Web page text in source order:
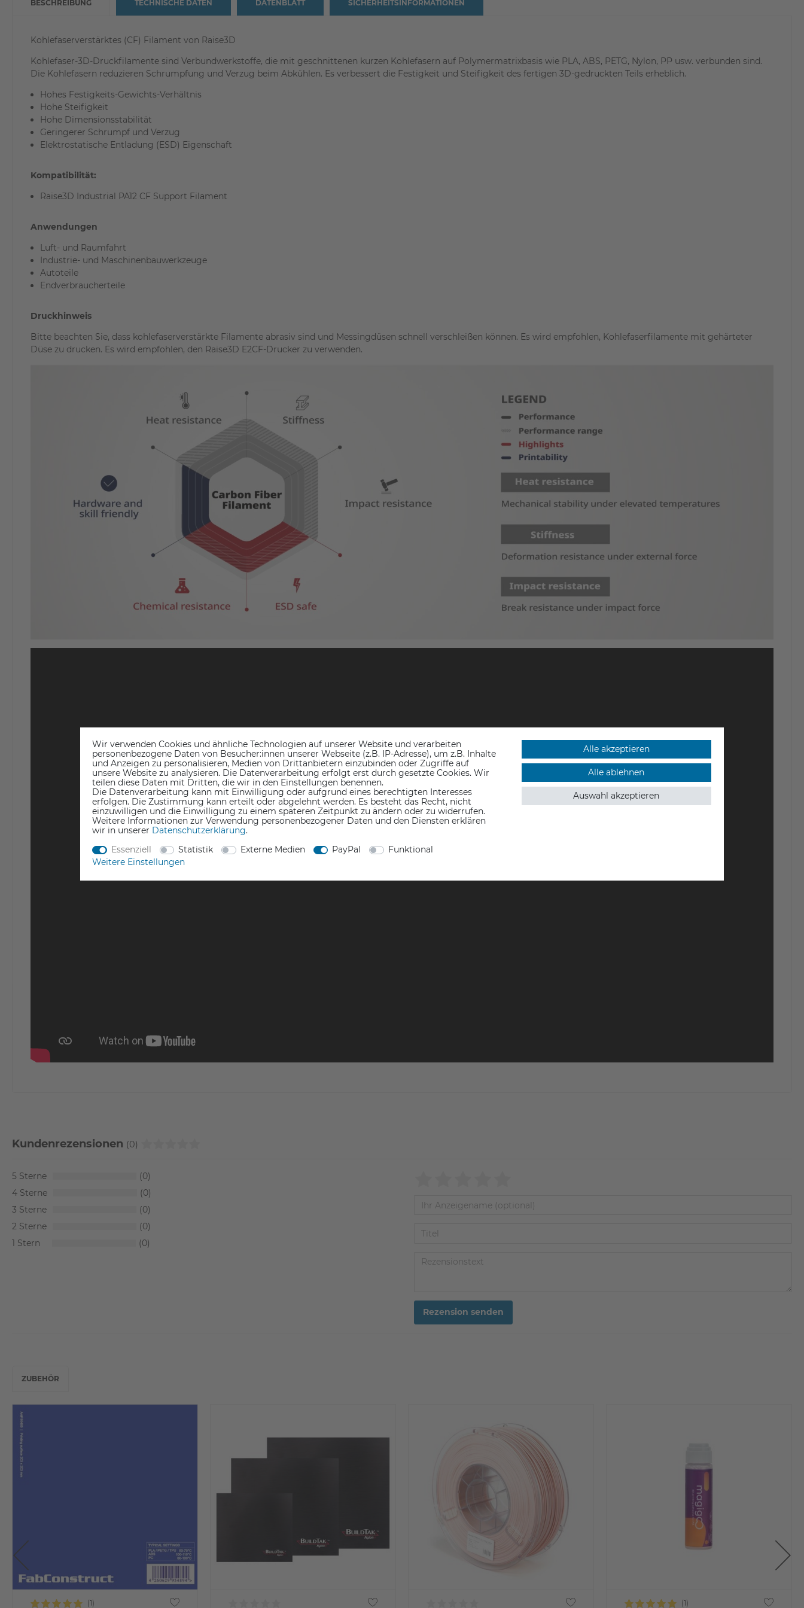
BESCHREIBUNG
Kohlefaserverstärktes (CF) Filament von Raise3D
Kohlefaser-3D-Druckfilamente sind Verbundwerkstoffe, die mit geschnittenen kurzen Kohlefasern auf Polymermatrixbasis wie PLA, ABS, PETG, Nylon, PP usw. verbunden sind.
Die Kohlefasern reduzieren Schrumpfung und Verzug beim Abkühlen. Es verbessert die Festigkeit und Steifigkeit des fertigen 3D-gedruckten Teils erheblich.
Hohes Festigkeits-Gewichts-Verhältnis
Hohe Steifigkeit
Hohe Dimensionsstabilität
Geringerer Schrumpf und Verzug
Elektrostatische Entladung (ESD) Eigenschaft
Kompatibilität:
Raise3D Industrial PA12 CF Support Filament
Anwendungen
Luft- und Raumfahrt
Industrie- und Maschinenbauwerkzeuge
Autoteile
Endverbraucherteile
Druckhinweis
Bitte beachten Sie, dass kohlefaserverstärkte Filamente abrasiv sind und Messingdüsen schnell verschleißen können. Es wird empfohlen, Kohlefaserfilamente mit gehärteter
Düse zu drucken. Es wird empfohlen, den Raise3D E2CF-Drucker zu verwenden.
TECHNISCHE DATEN DATENBLATT SICHERHEITSINFORMATIONEN
Kundenrezensionen (0)
5
0
4
0
3
0
2
0
1
0
Rezension senden
ZUBEHÖR
Wir verwenden Cookies und ähnliche Technologien auf unserer Website und verarbeiten
personenbezogene Daten von Besucher:innen unserer Webseite (z.B. IP-Adresse), um z.B. Inhalte
und Anzeigen zu personalisieren, Medien von Drittanbietern einzubinden oder Zugriffe auf
unsere Website zu analysieren. Die Datenverarbeitung erfolgt erst durch gesetzte Cookies. Wir
teilen diese Daten mit Dritten, die wir in den Einstellungen benennen.
Die Datenverarbeitung kann mit Einwilligung oder aufgrund eines berechtigten Interesses
erfolgen. Die Zustimmung kann erteilt oder abgelehnt werden. Es besteht das Recht, nicht
einzuwilligen und die Einwilligung zu einem späteren Zeitpunkt zu ändern oder zu widerrufen.
Weitere Informationen zur Verwendung personenbezogener Daten und den Diensten erklären
wir in unserer Daten­schutz­erklärung.
Essenziell
Statistik Externe Medien PayPal
Funktional
Weitere Einstellungen
Alle akzeptieren
Alle ablehnen
Auswahl akzeptieren